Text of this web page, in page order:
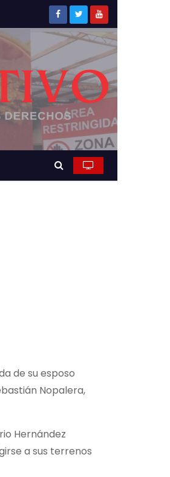
de su esposo
Nopalera,
Hernández
a sus terrenos